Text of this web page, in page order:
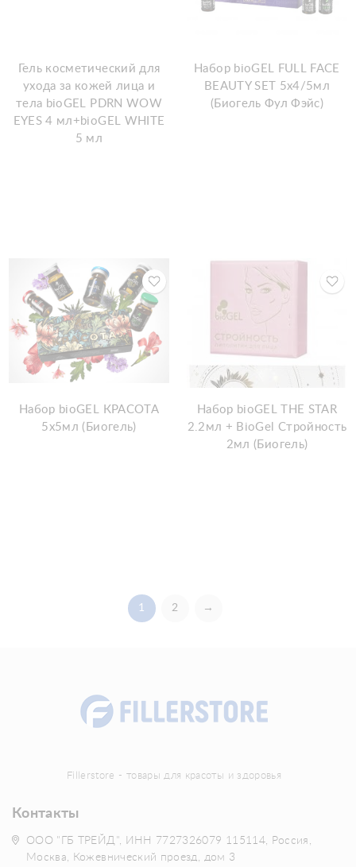
Гель косметический для
ухода за кожей лица и
тела bioGEL PDRN WOW
EYES 4 мл+bioGEL WHITE
5 мл
Набор bioGEL FULL FACE
BEAUTY SET 5х4/5мл
(Биогель Фул Фэйс)
Набор bioGEL КРАСОТА
5х5мл (Биогель)
Набор bioGEL THE STAR
2.2мл + BioGel Стройность
2мл (Биогель)
1 2 →
Fillerstore - товары для красоты и здоровья
Контакты
ООО "ГБ ТРЕЙД", ИНН 7727326079 115114, Россия,
Москва, Кожевнический проезд, дом 3